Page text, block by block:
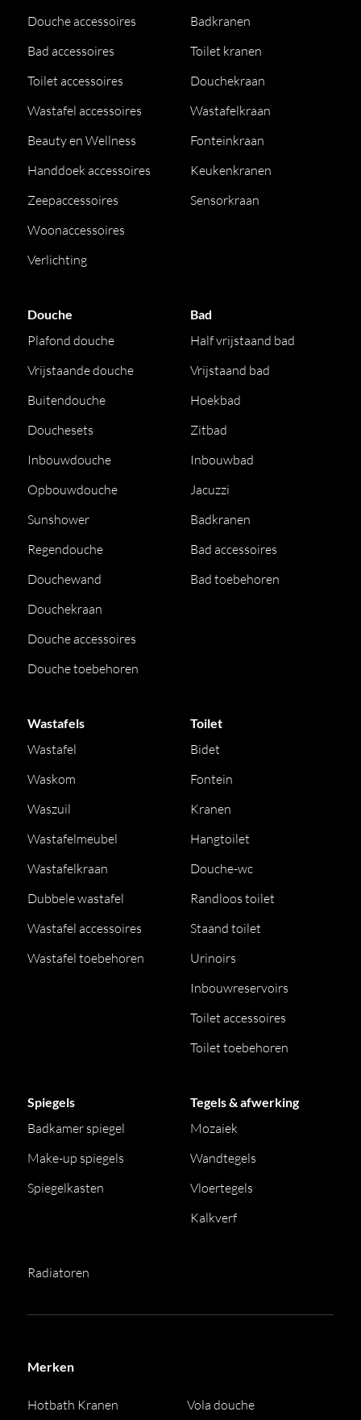
Douche accessoires
Bad accessoires
Toilet accessoires
Wastafel accessoires
Beauty en Wellness
Handdoek accessoires
Zeepaccessoires
Woonaccessoires
Verlichting
Badkranen
Toilet kranen
Douchekraan
Wastafelkraan
Fonteinkraan
Keukenkranen
Sensorkraan
Douche
Plafond douche
Vrijstaande douche
Buitendouche
Douchesets
Inbouwdouche
Opbouwdouche
Sunshower
Regendouche
Douchewand
Douchekraan
Douche accessoires
Douche toebehoren
Bad
Half vrijstaand bad
Vrijstaand bad
Hoekbad
Zitbad
Inbouwbad
Jacuzzi
Badkranen
Bad accessoires
Bad toebehoren
Wastafels
Wastafel
Waskom
Waszuil
Wastafelmeubel
Wastafelkraan
Dubbele wastafel
Wastafel accessoires
Wastafel toebehoren
Toilet
Bidet
Fontein
Kranen
Hangtoilet
Douche-wc
Randloos toilet
Staand toilet
Urinoirs
Inbouwreservoirs
Toilet accessoires
Toilet toebehoren
Spiegels
Badkamer spiegel
Make-up spiegels
Spiegelkasten
Tegels & afwerking
Mozaiek
Wandtegels
Vloertegels
Kalkverf
Radiatoren
Merken
Hotbath Kranen
Vola douche